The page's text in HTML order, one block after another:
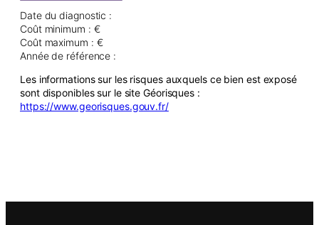
Date du diagnostic :
Coût minimum : €
Coût maximum : €
Année de référence :
Les informations sur les risques auxquels ce bien est exposé
sont disponibles sur le site Géorisques :
https://www.georisques.gouv.fr/